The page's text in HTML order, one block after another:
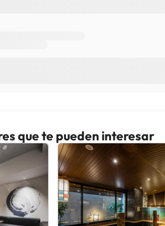
que te pueden interesar